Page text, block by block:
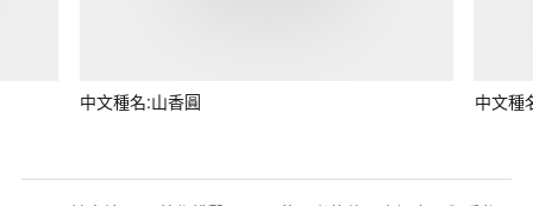
中文種名:山香圓 中文種